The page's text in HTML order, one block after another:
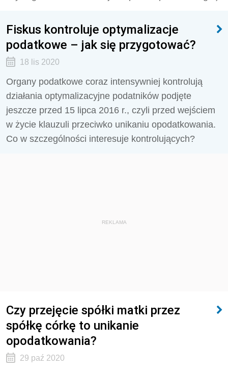
Fiskus kontroluje optymalizacje
podatkowe – jak się przygotować?
18 lis 2020
Organy podatkowe coraz intensywniej kontrolują
działania optymalizacyjne podatników podjęte
jeszcze przed 15 lipca 2016 r., czyli przed wejściem
w życie klauzuli przeciwko unikaniu opodatkowania.
Co w szczególności interesuje kontrolujących?
REKLAMA
Czy przejęcie spółki matki przez
spółkę córkę to unikanie
opodatkowania?
29 paź 2020